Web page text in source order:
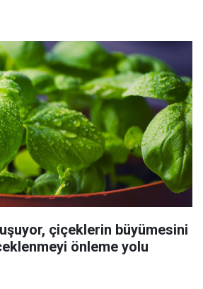
çiçeklerin büyümesini
önleme yolu